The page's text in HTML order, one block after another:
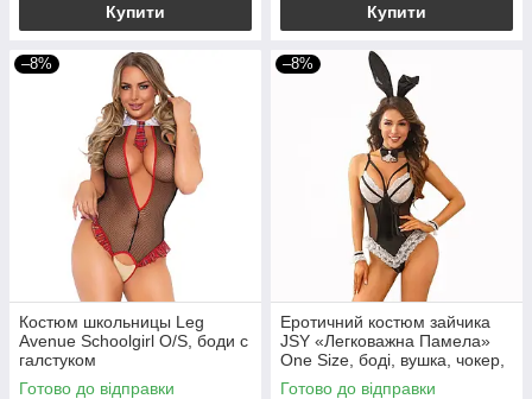
Купити Купити
–8%
Костюм школьницы Leg
Avenue Schoolgirl O/S, боди с
галстуком
Готово до відправки
–8%
Еротичний костюм зайчика
JSY «Легковажна Памела»
One Size, боді, вушка, чокер,
браслети
Готово до відправки